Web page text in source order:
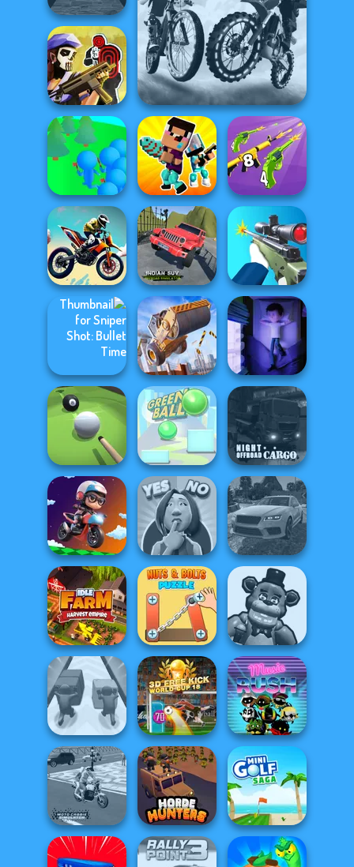
City Bike Racing
Champion
Roller Baller
Tom Clancy's
Shootout
Merge 2048 Gun
Rush
Noob vs Pro
Challenge
Crowd
Lumberjack
Sniper Shooter 2
Indian SUV
Offroad
Simulator
Bike Jump
Cursed Dreams
Construction
Ramp Jumping
Sniper Shot:
Bullet Time
Night OffRoad
Cargo
Green Ball
Pool Master 3D
Real Drift
Multiplayer
Yes or No
Challenge
Moto Boss
Huggy Wuggy
Shooter
Nuts & Bolts
Puzzle
Idle Farm
Music Rush
3D Free Kick
World Cup 18
Push The Colors